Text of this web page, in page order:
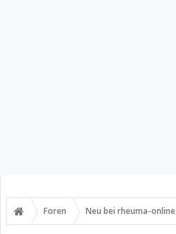
Foren Neu bei rheuma-online